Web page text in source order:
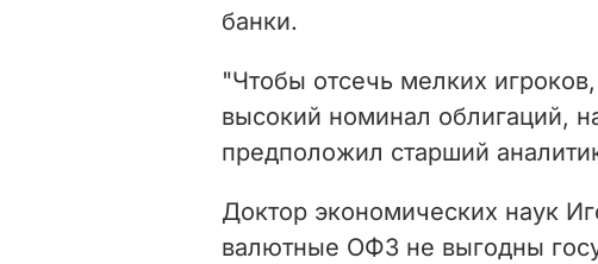
банки.
"Чтобы отсечь мелких
высокий номинал облигаций,
предположил старший
Доктор экономических наук
валютные ОФЗ не выгодны